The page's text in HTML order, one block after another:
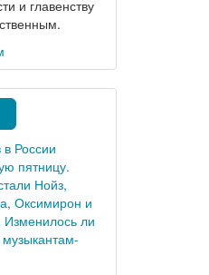
и главенству
в России
пятницу.
Нойз,
Оксимирон и
Изменилось ли